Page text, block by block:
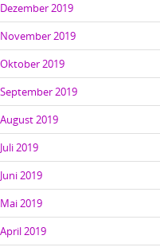
Dezember 2019
November 2019
Oktober 2019
September 2019
August 2019
Juli 2019
Juni 2019
Mai 2019
April 2019